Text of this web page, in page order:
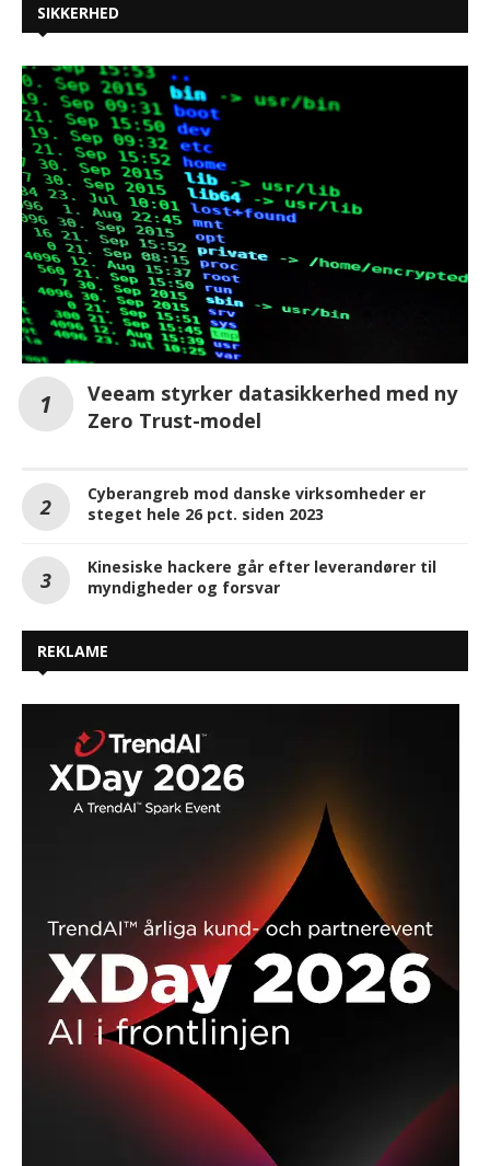
SIKKERHED
Veeam styrker datasikkerhed med ny
Zero Trust-model
Cyberangreb mod danske virksomheder er
steget hele 26 pct. siden 2023
Kinesiske hackere går efter leverandører til
myndigheder og forsvar
REKLAME